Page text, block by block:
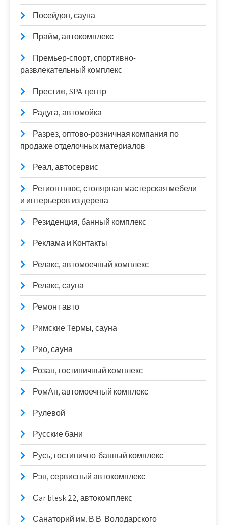
Посейдон, сауна
Прайм, автокомплекс
Премьер-спорт, спортивно-
развлекательный комплекс
Престиж, SPA-центр
Радуга, автомойка
Разрез, оптово-розничная компания по
продаже отделочных материалов
Реал, автосервис
Регион плюс, столярная мастерская мебели
и интерьеров из дерева
Резиденция, банный комплекс
Реклама и Контакты
Релакс, автомоечный комплекс
Релакс, сауна
Ремонт авто
Римские Термы, сауна
Рио, сауна
Розан, гостиничный комплекс
РомАн, автомоечный комплекс
Рулевой
Русские бани
Русь, гостинично-банный комплекс
Рэн, сервисный автокомплекс
Сar blesk 22, автокомплекс
Санаторий им. В.В. Володарского